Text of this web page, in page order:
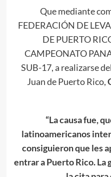
Que mediante
FEDERACIÓN DE
DE PUERTO
CAMPEONATO
SUB-17, a realizarse
Juan de Puerto Rico,
“La causa fue,
latinoamericanos
consiguieron que les
entrar a Puerto Rico. La